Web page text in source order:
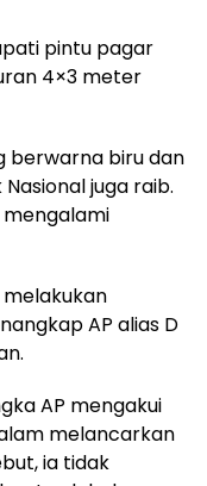
pintu pagar
4×3 meter
berwarna biru dan
juga raib.
AP alias D
AP mengakui
melancarkan
ia tidak